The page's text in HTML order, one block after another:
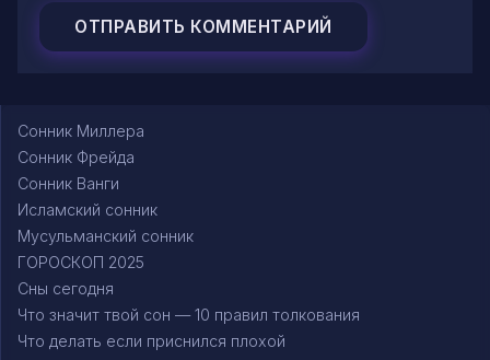
Сонник Миллера
Сонник Фрейда
Сонник Ванги
Исламский сонник
Мусульманский сонник
ГОРОСКОП 2025
Сны сегодня
Что значит твой сон — 10 правил толкования
Что делать если приснился плохой